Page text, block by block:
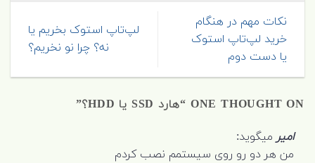
نکات مهم در هنگام
خرید لپ‌تاپ استوک
یا دست دوم
لپ‌تاپ استوک بخریم یا
نه؟ چرا نو نخریم؟
ONE THOUGHT ON “ هارد SSD یا HDD؟ ”
امیر میگوید:
من هر دو رو روی سیستمم نصب کردم